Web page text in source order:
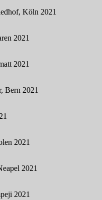
Köln 2021
2021
2021
Bern 2021
2021
2021
2021